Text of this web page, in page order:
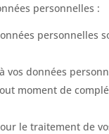
personnelles :
personnelles
vos données
moment de
le traitement de